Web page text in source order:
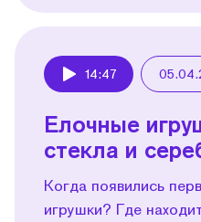
14:47
Елочные
стекла и
Когда появились
игрушки? Где